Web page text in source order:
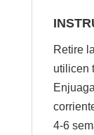
Retire
utilicen
4-6